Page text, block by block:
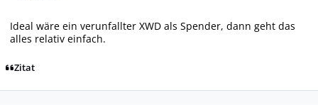
Ideal wäre ein verunfallter XWD als Spender, dann geht das
alles relativ einfach.
Zitat